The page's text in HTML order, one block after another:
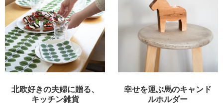
北欧好きの夫婦に贈る、
キッチン雑貨
幸せを運ぶ馬のキャンド
ルホルダー